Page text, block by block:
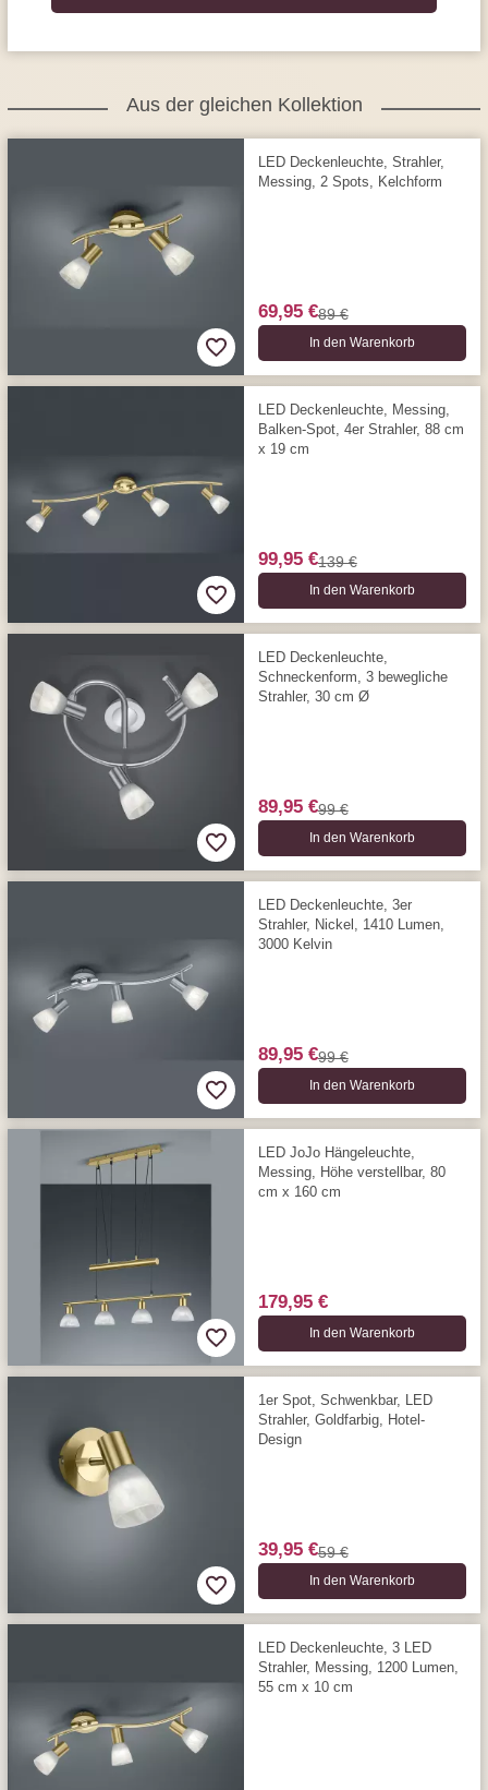
Aus der gleichen Kollektion
LED Deckenleuchte, Strahler,
Messing, 2 Spots, Kelchform
69,95 €89 €
In den Warenkorb
LED Deckenleuchte, Messing,
Balken-Spot, 4er Strahler, 88 cm
x 19 cm
99,95 €139 €
In den Warenkorb
LED Deckenleuchte,
Schneckenform, 3 bewegliche
Strahler, 30 cm Ø
89,95 €99 €
In den Warenkorb
LED Deckenleuchte, 3er
Strahler, Nickel, 1410 Lumen,
3000 Kelvin
89,95 €99 €
In den Warenkorb
LED JoJo Hängeleuchte,
Messing, Höhe verstellbar, 80
cm x 160 cm
179,95 €
In den Warenkorb
1er Spot, Schwenkbar, LED
Strahler, Goldfarbig, Hotel-
Design
39,95 €59 €
In den Warenkorb
LED Deckenleuchte, 3 LED
Strahler, Messing, 1200 Lumen,
55 cm x 10 cm